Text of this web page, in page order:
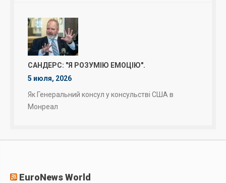
САНДЕРС: "Я РОЗУМІЮ ЕМОЦІЮ".
5 июля, 2026
Як Генеральний консул у консульстві США в
Монреал
EuroNews World